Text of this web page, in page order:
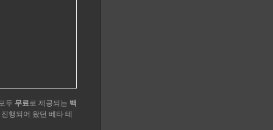
두 무료로 제공되는 백
행되어 왔던 베타 테